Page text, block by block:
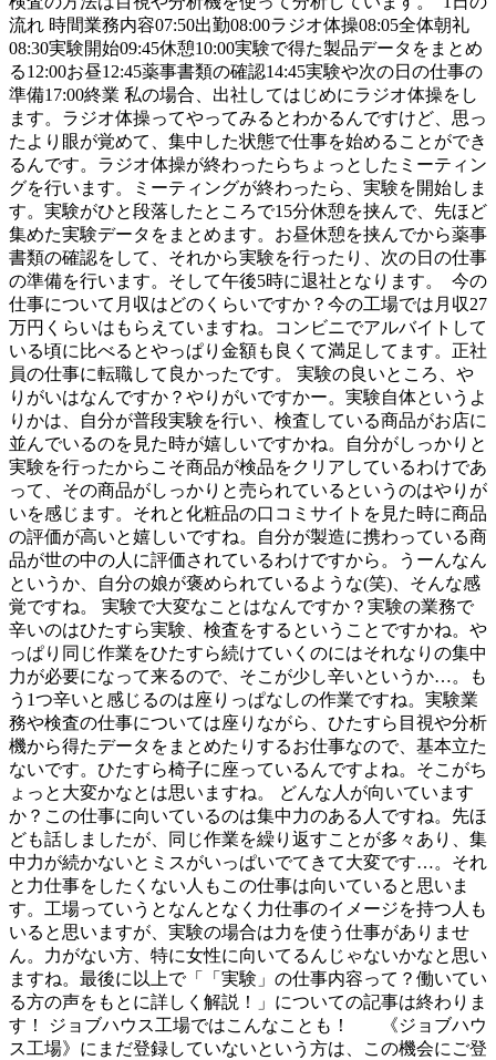
流れ 時間業務内容07:50出勤08:00ラジオ体操08:05全体朝礼
08:30実験開始09:45休憩10:00実験で得た製品データをまとめ
る12:00お昼12:45薬事書類の確認14:45実験や次の日の仕事の
準備17:00終業 私の場合、出社してはじめにラジオ体操をし
ます。ラジオ体操ってやってみるとわかるんですけど、思っ
たより眼が覚めて、集中した状態で仕事を始めることができ
るんです。ラジオ体操が終わったらちょっとしたミーティン
グを行います。ミーティングが終わったら、実験を開始しま
す。実験がひと段落したところで15分休憩を挟んで、先ほど
集めた実験データをまとめます。お昼休憩を挟んでから薬事
書類の確認をして、それから実験を行ったり、次の日の仕事
の準備を行います。そして午後5時に退社となります。 今の
仕事について月収はどのくらいですか？今の工場では月収27
万円くらいはもらえていますね。コンビニでアルバイトして
いる頃に比べるとやっぱり金額も良くて満足してます。正社
員の仕事に転職して良かったです。 実験の良いところ、や
りがいはなんですか？やりがいですかー。実験自体というよ
りかは、自分が普段実験を行い、検査している商品がお店に
並んでいるのを見た時が嬉しいですかね。自分がしっかりと
実験を行ったからこそ商品が検品をクリアしているわけであ
って、その商品がしっかりと売られているというのはやりが
いを感じます。それと化粧品の口コミサイトを見た時に商品
の評価が高いと嬉しいですね。自分が製造に携わっている商
品が世の中の人に評価されているわけですから。うーんなん
というか、自分の娘が褒められているような(笑)、そんな感
覚ですね。 実験で大変なことはなんですか？実験の業務で
辛いのはひたすら実験、検査をするということですかね。や
っぱり同じ作業をひたすら続けていくのにはそれなりの集中
力が必要になって来るので、そこが少し辛いというか…。も
う1つ辛いと感じるのは座りっぱなしの作業ですね。実験業
務や検査の仕事については座りながら、ひたすら目視や分析
機から得たデータをまとめたりするお仕事なので、基本立た
ないです。ひたすら椅子に座っているんですよね。そこがち
ょっと大変かなとは思いますね。 どんな人が向いています
か？この仕事に向いているのは集中力のある人ですね。先ほ
ども話しましたが、同じ作業を繰り返すことが多々あり、集
中力が続かないとミスがいっぱいでてきて大変です…。それ
と力仕事をしたくない人もこの仕事は向いていると思いま
す。工場っていうとなんとなく力仕事のイメージを持つ人も
いると思いますが、実験の場合は力を使う仕事がありませ
ん。力がない方、特に女性に向いてるんじゃないかなと思い
ますね。最後に以上で「「実験」の仕事内容って？働いてい
る方の声をもとに詳しく解説！」についての記事は終わりま
す！ ジョブハウス工場ではこんなことも！ 《ジョブハウ
ス工場》にまだ登録していないという方は、この機会にご登